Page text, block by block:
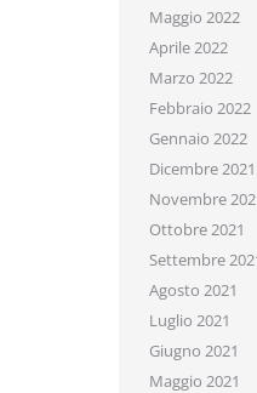
Maggio 2022
Aprile 2022
Marzo 2022
Febbraio 2022
Gennaio 2022
Dicembre 2021
Novembre 2021
Ottobre 2021
Settembre 2021
Agosto 2021
Luglio 2021
Giugno 2021
Maggio 2021